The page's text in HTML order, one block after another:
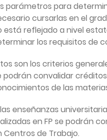
parámetros para
cursarlas en el
está reflejado a nivel
los requisitos de
son los criterios
podrán convalidar
de las
las enseñanzas
en FP se podrán
Centros de Trabajo.